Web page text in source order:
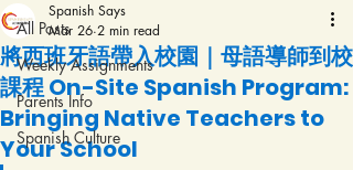
All Posts
Weekly Assignments
Parents Info
Spanish Culture
將西班牙語帶入校園｜母語導師到校
課程 On-Site Spanish Program:
Bringing Native Teachers to
Your School
Spanish Says
Mar 26 2 min read